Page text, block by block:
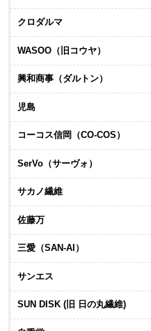
クロダルマ
WASOO（旧コウヤ）
興和商事（ダルトン）
児島
コーコス信岡（CO-COS）
SerVo（サーヴォ）
サカノ繊維
佐藤万
三愛（SAN-AI）
サンエス
SUN DISK (旧 日の丸繊維)